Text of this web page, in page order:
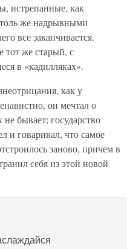
истрепанные, как
же надрывными
все заканчивается.
тот же старый, с
в «кадилляках».
как у
он мечтал о
бывает; государство
и говаривал, что самое
заново, причем в
себя из этой новой